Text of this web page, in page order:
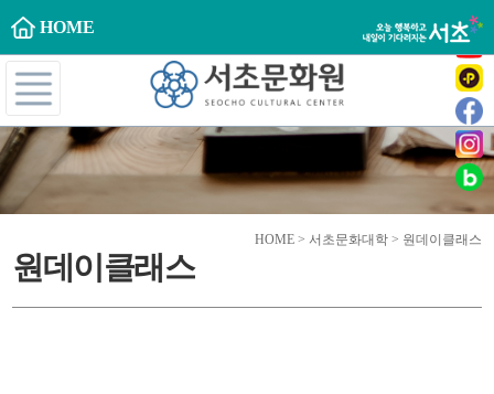
HOME
HOME > 서초문화대학 > 원데이클래스
원데이클래스